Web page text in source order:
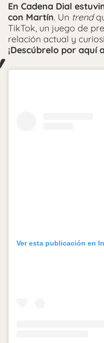
En Cadena Dial
con Martín. Un trend
TikTok, un juego de
relación actual y
¡Descúbrelo por aquí
Ver esta publicación en